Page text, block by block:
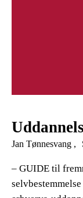
Jan Tønnesvang
– GUIDE til